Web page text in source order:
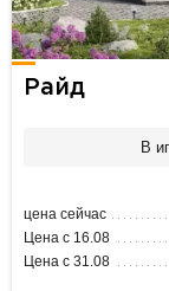
Райд
В
цена сейчас
Цена с 16.08
Цена с 31.08